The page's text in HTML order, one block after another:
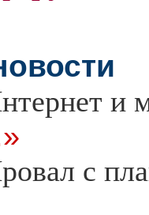
и
с